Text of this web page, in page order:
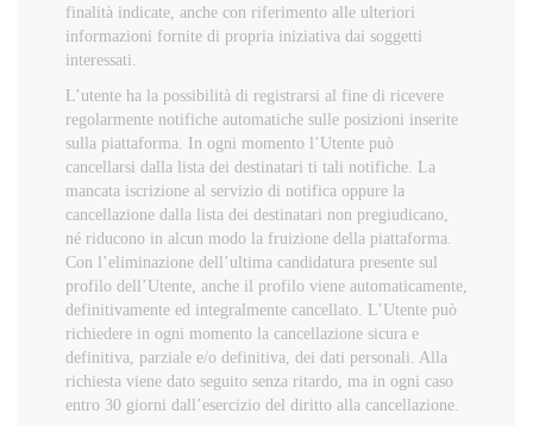
finalità indicate, anche con riferimento alle ulteriori
informazioni fornite di propria iniziativa dai soggetti
interessati.
L’utente ha la possibilità di registrarsi al fine di ricevere
regolarmente notifiche automatiche sulle posizioni inserite
sulla piattaforma. In ogni momento l’Utente può
cancellarsi dalla lista dei destinatari ti tali notifiche. La
mancata iscrizione al servizio di notifica oppure la
cancellazione dalla lista dei destinatari non pregiudicano,
né riducono in alcun modo la fruizione della piattaforma.
Con l’eliminazione dell’ultima candidatura presente sul
profilo dell’Utente, anche il profilo viene automaticamente,
definitivamente ed integralmente cancellato. L’Utente può
richiedere in ogni momento la cancellazione sicura e
definitiva, parziale e/o definitiva, dei dati personali. Alla
richiesta viene dato seguito senza ritardo, ma in ogni caso
entro 30 giorni dall’esercizio del diritto alla cancellazione.